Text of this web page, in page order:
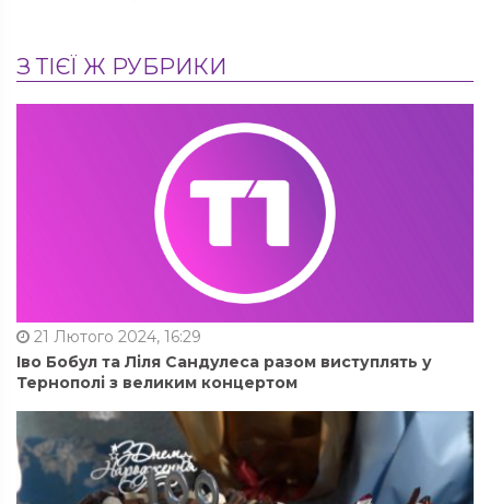
З ТІЄЇ Ж РУБРИКИ
21 Лютого 2024, 16:29
Іво Бобул та Ліля Сандулеса разом виступлять у
Тернополі з великим концертом